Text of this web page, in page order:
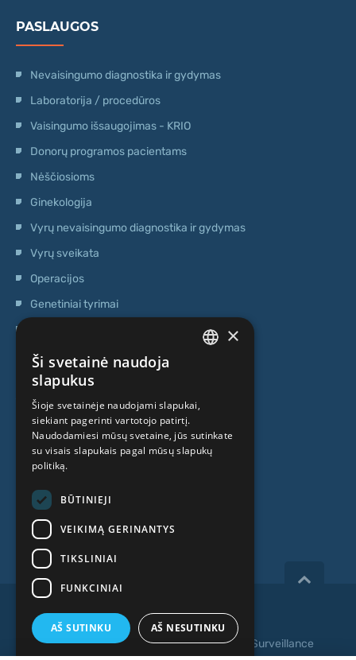
PASLAUGOS
Nevaisingumo diagnostika ir gydymas
Laboratorija / procedūros
Vaisingumo išsaugojimas - KRIO
Donorų programos pacientams
Nėščiosioms
Ginekologija
Vyrų nevaisingumo diagnostika ir gydymas
Vyrų sveikata
Operacijos
Genetiniai tyrimai
Kamieninių ląstelių centras
Kas mes esame
Specialistai
Kainos
Kontaktai
Copyright 2026, iVF Riga.
Privatumo politika | Terminai ir sąlygos | Video Surveillance
LITHUANIAN
×
Ši svetainė naudoja
slapukus
Šioje svetainėje naudojami slapukai,
siekiant pagerinti vartotojo patirtį.
Naudodamiesi mūsų svetaine, jūs sutinkate
su visais slapukais pagal mūsų slapukų
politiką.
BŪTINIEJI
VEIKIMĄ GERINANTYS
TIKSLINIAI
FUNKCINIAI
AŠ SUTINKU AŠ NESUTINKU